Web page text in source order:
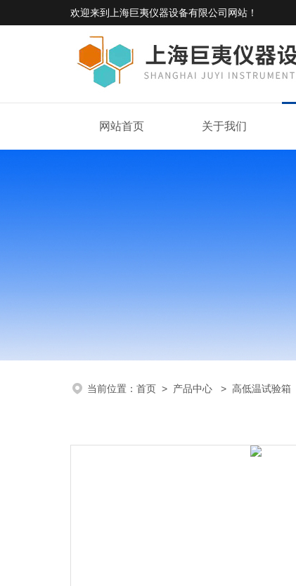
欢迎来到 上海巨夷仪器设备有限公司网站 ！
网站首页 关于我们
当前位置： 首页 > 产品中心 > 高低温试验箱